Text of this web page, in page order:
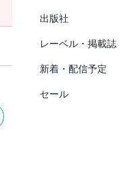
出版社
レーベル・掲載誌
新着・配信予定
セール